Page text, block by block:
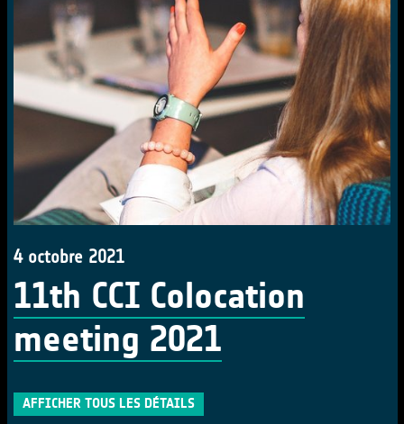
4 octobre 2021
11th CCI Colocation
meeting 2021
AFFICHER TOUS LES DÉTAILS